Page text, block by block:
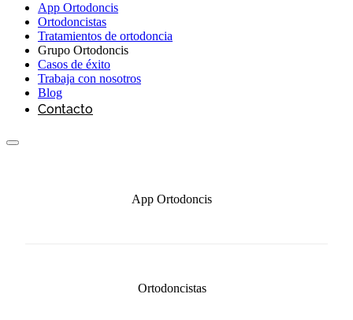
App Ortodoncis
Ortodoncistas
Tratamientos de ortodoncia
Grupo Ortodoncis
Casos de éxito
Trabaja con nosotros
Blog
Contacto
App Ortodoncis
Ortodoncistas